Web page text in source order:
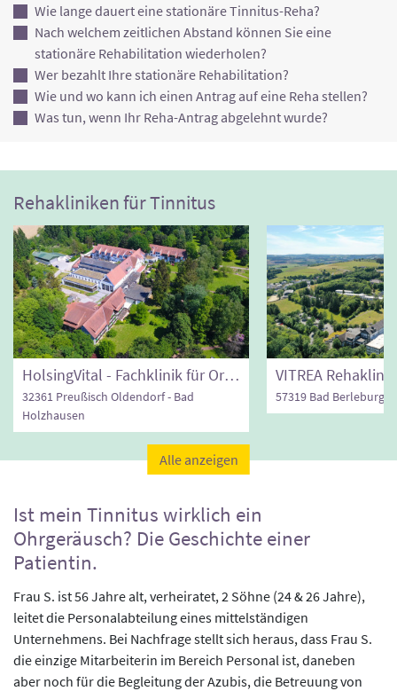
Wie lange dauert eine stationäre Tinnitus-Reha?
Nach welchem zeitlichen Abstand können Sie eine
stationäre Rehabilitation wiederholen?
Wer bezahlt Ihre stationäre Rehabilitation?
Wie und wo kann ich einen Antrag auf eine Reha stellen?
Was tun, wenn Ihr Reha-Antrag abgelehnt wurde?
Rehakliniken für Tinnitus
HolsingVital - Fachklinik für Orthopädie, VOR, MBOR
32361 Preußisch Oldendorf - Bad
Holzhausen
57319 Bad Berleburg
Alle anzeigen
Ist mein Tinnitus wirklich ein
Ohrgeräusch? Die Geschichte einer
Patientin.
Frau S. ist 56 Jahre alt, verheiratet, 2 Söhne (24 & 26 Jahre),
leitet die Personalabteilung eines mittelständigen
Unternehmens. Bei Nachfrage stellt sich heraus, dass Frau S.
die einzige Mitarbeiterin im Bereich Personal ist, daneben
aber noch für die Begleitung der Azubis, die Betreuung von